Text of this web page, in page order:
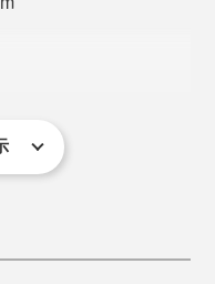
り付ければ、MagSafe
（iPhone8以降や各種
ットの中で最も強力と
タルライフがスマート
Appleファンの心を
対応期間は、お届け後